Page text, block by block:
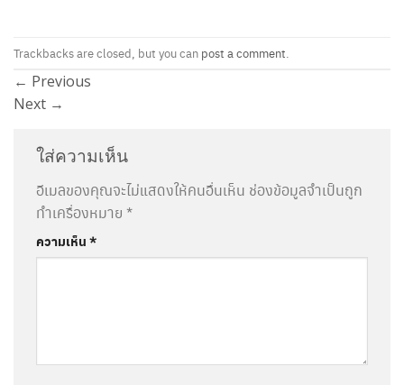
Trackbacks are closed, but you can post a comment
← Previous
Next →
ใส่ความเห็น
อีเมลของคุณจะไม่แสดงให้คนอื่นเห็น ช่องข้อมูลจำเป็นถูก
ทำเครื่องหมาย *
ความเห็น*